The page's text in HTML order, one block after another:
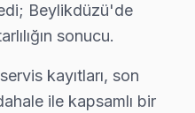
deneyimli teknisyenle
teknik uzmanlar
Beylikdüzü'de
sonucu.
kayıtları, son
ile kapsamlı bir